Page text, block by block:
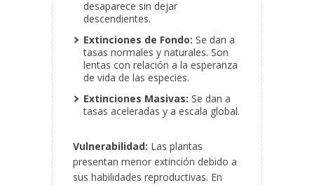
desaparece sin dejar
descendientes.
Extinciones de Fondo: Se dan a
tasas normales y naturales. Son
lentas con relación a la esperanza
de vida de las especies.
Extinciones Masivas: Se dan a
tasas aceleradas y a escala global.
Vulnerabilidad: Las plantas
presentan menor extinción debido a
sus habilidades reproductivas. En